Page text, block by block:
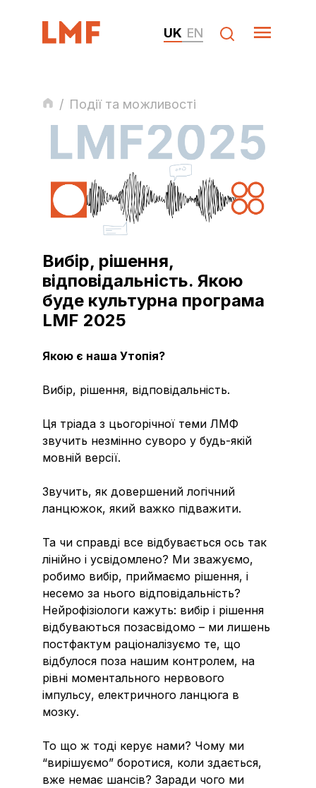
UK EN
/ Події та можливості
Вибір, рішення,
відповідальність. Якою
буде культурна програма
LMF 2025
Якою є наша Утопія?
Вибір, рішення, відповідальність.
Ця тріада з цьогорічної теми ЛМФ
звучить незмінно суворо у будь-якій
мовній версії.
Звучить, як довершений логічний
ланцюжок, який важко підважити.
Та чи справді все відбувається ось так
лінійно і усвідомлено? Ми зважуємо,
робимо вибір, приймаємо рішення, і
несемо за нього відповідальність?
Нейрофізіологи кажуть: вибір і рішення
відбуваються позасвідомо – ми лишень
постфактум раціоналізуємо те, що
відбулося поза нашим контролем, на
рівні моментального нервового
імпульсу, електричного ланцюга в
мозку.
То що ж тоді керує нами? Чому ми
“вирішуємо” боротися, коли здається,
вже немає шансів? Заради чого ми